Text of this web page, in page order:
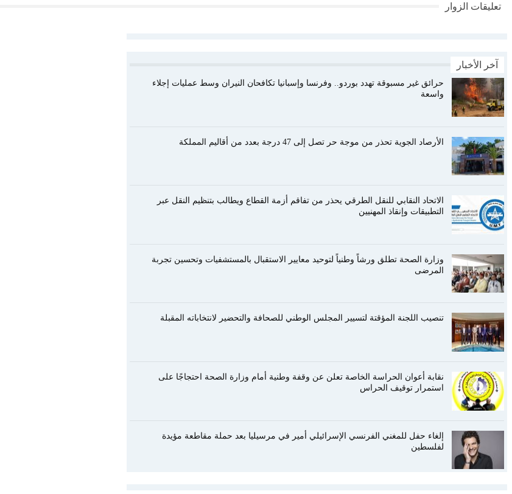
تعليقات الزوار
آخر الأخبار
حرائق غير مسبوقة تهدد بوردو.. وفرنسا وإسبانيا تكافحان النيران وسط عمليات إجلاء
واسعة
الأرصاد الجوية تحذر من موجة حر تصل إلى 47 درجة بعدد من أقاليم المملكة
الاتحاد النقابي للنقل الطرقي يحذر من تفاقم أزمة القطاع ويطالب بتنظيم النقل عبر
التطبيقات وإنقاذ المهنيين
وزارة الصحة تطلق ورشاً وطنياً لتوحيد معايير الاستقبال بالمستشفيات وتحسين تجربة
المرضى
تنصيب اللجنة المؤقتة لتسيير المجلس الوطني للصحافة والتحضير لانتخاباته المقبلة
نقابة أعوان الحراسة الخاصة تعلن عن وقفة وطنية أمام وزارة الصحة احتجاجًا على
استمرار توقيف الحراس
إلغاء حفل للمغني الفرنسي الإسرائيلي أمير في مرسيليا بعد حملة مقاطعة مؤيدة
لفلسطين